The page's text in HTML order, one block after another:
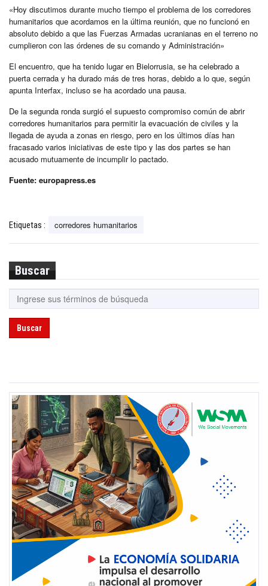
«Hoy discutimos durante mucho tiempo el problema de los corredores
humanitarios que acordamos en la última reunión, que no funcionó en
absoluto debido a que las Fuerzas Armadas ucranianas en el terreno no
cumplieron con las órdenes de su comando y Administración»
El encuentro, que ha tenido lugar en Bielorrusia, se ha celebrado a
puerta cerrada y ha durado más de tres horas, debido a lo que, según
apunta Interfax, incluso se ha acordado una pausa.
De la segunda ronda surgió el supuesto compromiso común de abrir
corredores humanitarios para permitir la evacuación de civiles y la
llegada de ayuda a zonas en riesgo, pero en los últimos días han
fracasado varios iniciativas de este tipo y las dos partes se han
acusado mutuamente de incumplir lo pactado.
Fuente: europapress.es
Etiquetas : corredores humanitarios
Buscar
Buscar